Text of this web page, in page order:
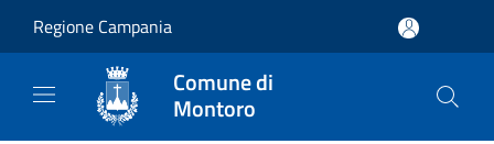
Regione Campania
Comune di
Montoro